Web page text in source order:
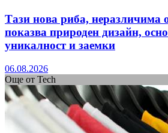
Тази нова риба, неразличима
показва природен дизайн,
уникалност и заемки
06.08.2026
Още от Tech